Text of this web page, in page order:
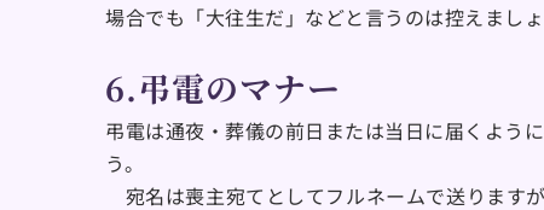
場合でも「大往生だ」などと言うのは控えましょ
6.弔電のマナー
弔電は通夜・葬儀の前日または当日に届くよう
う。
宛名は喪主宛てとしてフルネームで送ります